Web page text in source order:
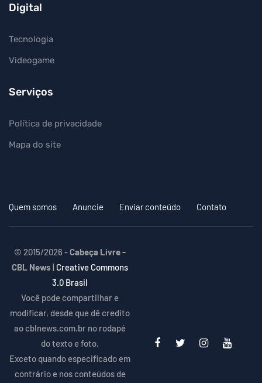
Digital
Tecnologia
Videogame
Serviços
Política de privacidade
Mapa do site
Quem somos Anuncie Enviar conteúdo Contato
© 2015/2026 -Cabeça Livre -
CBL News | Creative Commons
3.0 Brasil
Você pode compartilhar e
modificar, desde que dê credito
ao cblnews.com.br no rodapé
do texto e foto.
Exceto quando especificado em
contrário e nos conteúdos de